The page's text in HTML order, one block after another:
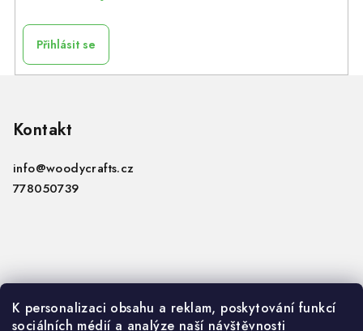
K personalizaci obsahu a reklam, poskytování funkcí
sociálních médií a analýze naší návštěvnosti
Přihlásit se
Kontakt
info@woodycrafts.cz
778050739